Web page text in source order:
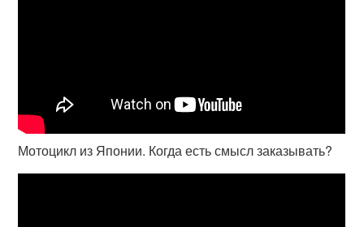
Мотоцикл из Японии. Когда есть смысл заказывать?